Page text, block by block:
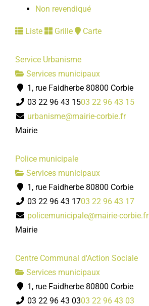
Non revendiqué
Liste Grille Carte
Service Urbanisme
Services municipaux
1, rue Faidherbe 80800 Corbie
03 22 96 43 1503 22 96 43 15
urbanisme@mairie-corbie.fr
Mairie
Police municipale
Services municipaux
1, rue Faidherbe 80800 Corbie
03 22 96 43 1703 22 96 43 17
policemunicipale@mairie-corbie.fr
Mairie
Centre Communal d'Action Sociale
Services municipaux
1, rue Faidherbe 80800 Corbie
03 22 96 43 0303 22 96 43 03